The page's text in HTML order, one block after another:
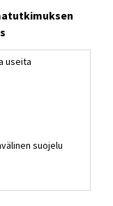
useita
suojelu